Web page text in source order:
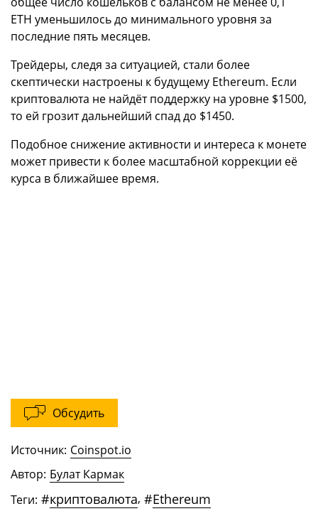
ETH уменьшилось до минимального уровня за
последние пять месяцев.
Трейдеры, следя за ситуацией, стали более
скептически настроены к будущему Ethereum. Если
криптовалюта не найдёт поддержку на уровне $1500,
то ей грозит дальнейший спад до $1450.
Подобное снижение активности и интереса к монете
может привести к более масштабной коррекции её
курса в ближайшее время.
Обсудить
Источник: Coinspot.io
Автор: Булат Кармак
Теги: #криптовалюта, #Ethereum